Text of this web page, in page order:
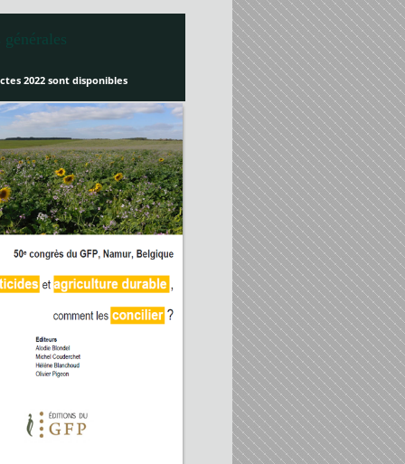
2022 sont disponibles